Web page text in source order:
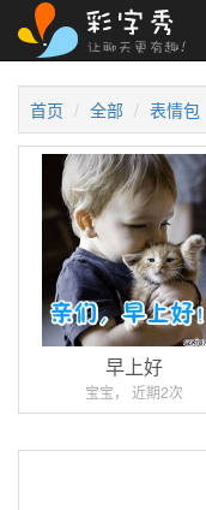
首页 全部 表情包
早上好
宝宝， 近期2次